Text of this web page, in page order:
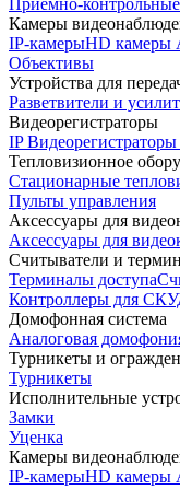
Приемно-
Камеры
IP-камерыHD камеры
Объективы
Устройства для
Разветвители и
Видеорегистраторы
IP
Тепловизионное
Стационарные
Пульты управления
Аксессуары для
Аксессуары для
Считыватели и
Терминалы доступа
Контроллеры для
Домофонная система
Аналоговая
Турникеты и
Турникеты
Исполнительные
Замки
Уценка
Камеры
IP-камерыHD камеры